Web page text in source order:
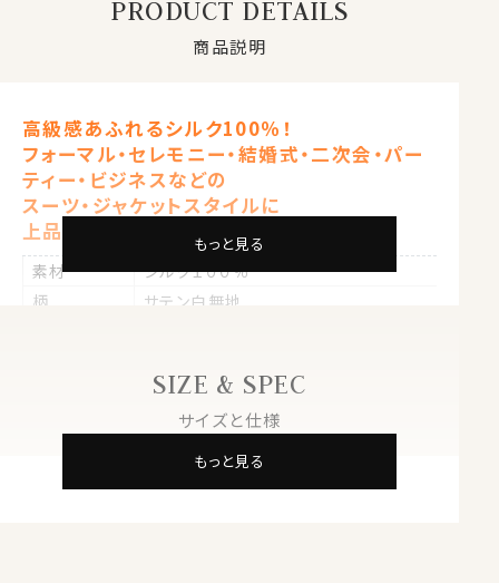
PRODUCT DETAILS
商品説明
高級感あふれるシルク100％！
フォーマル・セレモニー・結婚式・二次会・パー
ティー・ビジネスなどの
スーツ・ジャケットスタイルに
上品なアクセントを！
素材
シルク１００％
柄
サテン白無地
ポケットチーフのたたみ方はこちら⇒
もっと見る
SIZE & SPEC
サイズと仕様
もっと見る